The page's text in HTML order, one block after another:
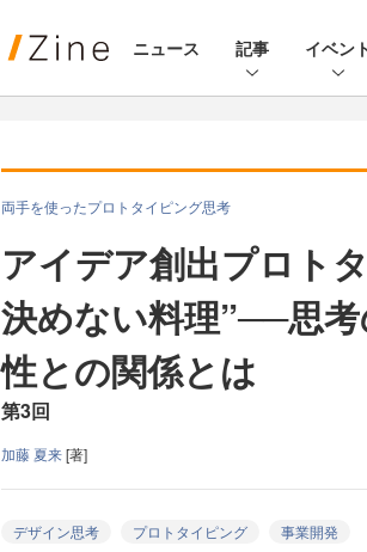
ニュース 記事 イベン
両手を使ったプロトタイピング思考
アイデア創出プロト
決めない料理”──思
性との関係とは
第3回
加藤 夏来[著]
デザイン思考 プロトタイピング 事業開発